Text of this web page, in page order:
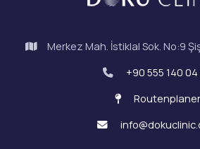
Merkez Mah. İstiklal Sok. No:9
+90 555 140
Routenplaner